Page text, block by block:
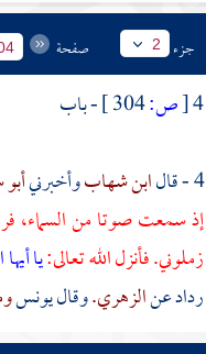
جزء 2 صفحة
4
[ص:
- باب
4 - قال
ابن شهابوأخبرني
إذ سمعت صوتا من السماء،
زملوني. فأنزل الله تعالى:يا
ردادعنالزهري.وقاليونس